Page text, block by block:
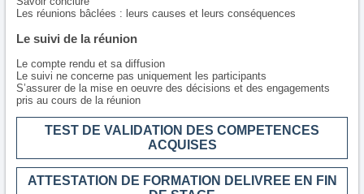
Les réunions bâclées : leurs causes et leurs conséquences
Le suivi de la réunion
Le compte rendu et sa diffusion
Le suivi ne concerne pas uniquement les participants
S’assurer de la mise en oeuvre des décisions et des engagements
pris au cours de la réunion
TEST DE VALIDATION DES COMPETENCES
ACQUISES
ATTESTATION DE FORMATION DELIVREE EN FIN